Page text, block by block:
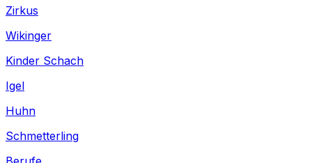
Zirkus
Wikinger
Kinder Schach
Igel
Huhn
Schmetterling